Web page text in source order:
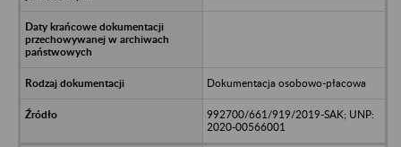
Dokumentacja osobowo-płacowa
992700/661/919/2019-SAK; UNP:
2020-00566001